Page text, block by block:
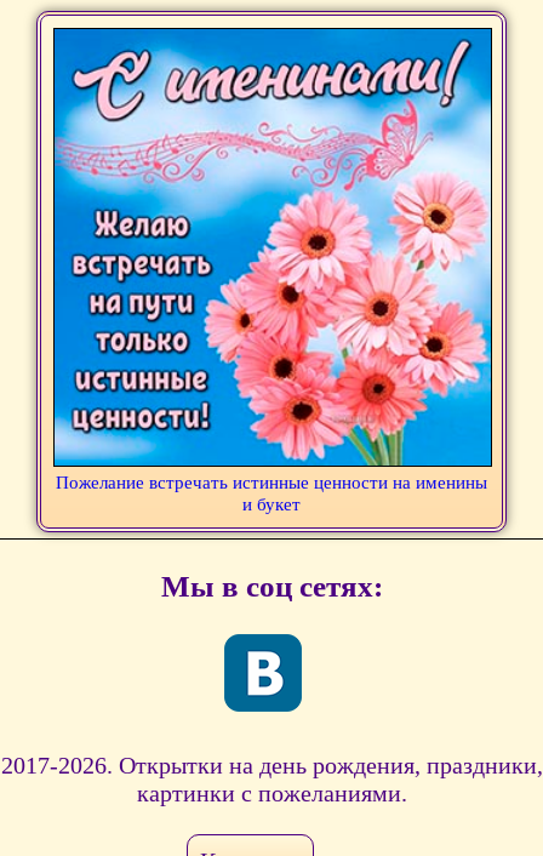
Пожелание встречать истинные ценности на именины
и букет
Мы в соц сетях:
2017-2026. Открытки на день рождения, праздники,
картинки с пожеланиями.